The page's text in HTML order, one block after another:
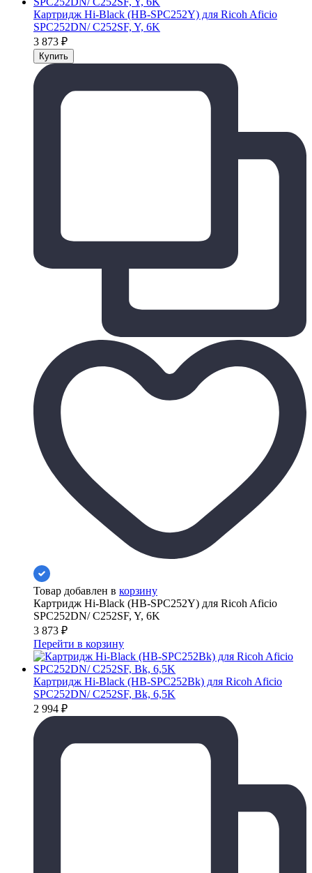
Картридж Hi-Black (HB-SPC252Y) для Ricoh Aficio
SPC252DN/ C252SF, Y, 6K
3 873 ₽
Товар добавлен в корзину
Картридж Hi-Black (HB-SPC252Y) для Ricoh Aficio
SPC252DN/ C252SF, Y, 6K
3 873 ₽
Перейти в корзину
Картридж Hi-Black (HB-SPC252Bk) для Ricoh Aficio
SPC252DN/ C252SF, Bk, 6,5K
2 994 ₽